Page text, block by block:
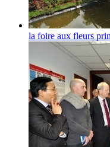
la foire aux fleurs